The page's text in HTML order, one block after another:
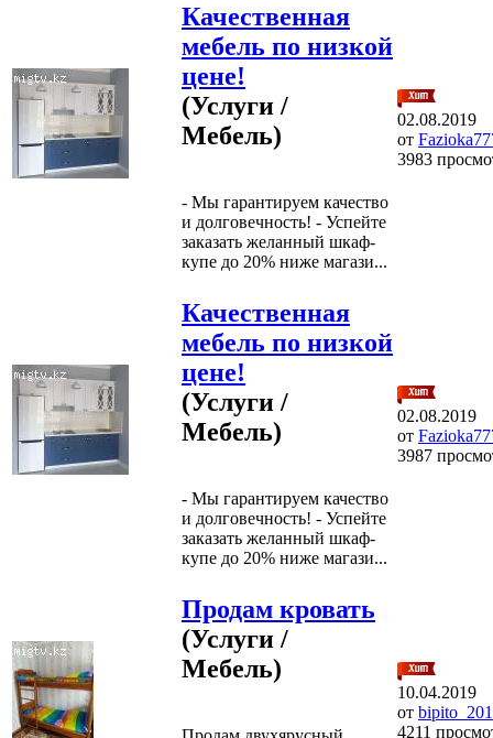
Качественная
мебель по низкой
цене!
(Услуги /
Мебель)
- Мы гарантируем качество
и долговечность! - Успейте
заказать желанный шкаф-
купе до 20% ниже магази...
02.08.2019
от
3983
Качественная
мебель по низкой
цене!
(Услуги /
Мебель)
- Мы гарантируем качество
и долговечность! - Успейте
заказать желанный шкаф-
купе до 20% ниже магази...
02.08.2019
от
3987
Продам кровать
(Услуги /
Мебель)
10.04.2019
от
4211